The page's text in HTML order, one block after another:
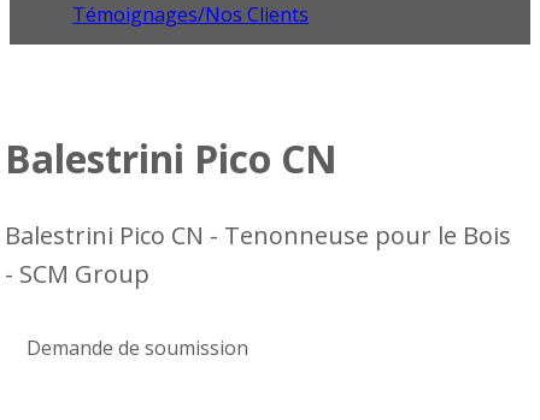
Témoignages/Nos Clients
Balestrini Pico CN
Balestrini Pico CN - Tenonneuse pour le Bois
- SCM Group
Demande de soumission